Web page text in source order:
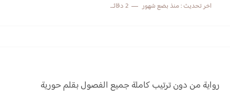
اخر تحديث :منذ بضع شهور 2 دقائق للقراءة
رواية من دون ترتيب كاملة جميع الفصول بقلم حورية